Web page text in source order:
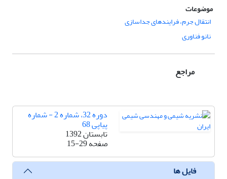
موضوعات
انتقال جرم، فرایندهای جداسازی
نانو فناوری
مراجع
دوره 32، شماره 2 - شماره
پیاپی 68
تابستان 1392
صفحه15-29
فایل ها